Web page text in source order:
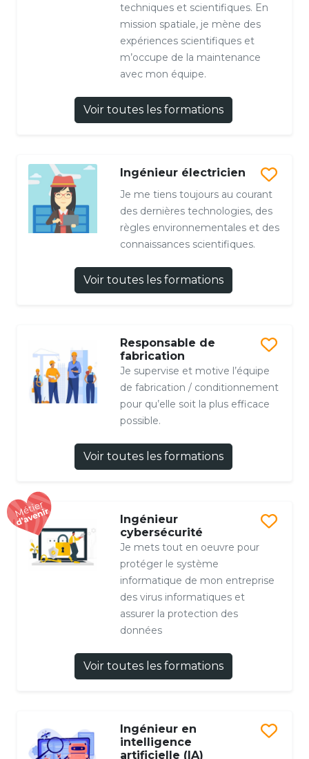
techniques et scientifiques. En
mission spatiale, je mène des
expériences scientifiques et
m’occupe de la maintenance
avec mon équipe.
Voir toutes les formations
Ingénieur électricien
Je me tiens toujours au courant
des dernières technologies, des
règles environnementales et des
connaissances scientifiques.
Voir toutes les formations
Responsable de
fabrication
Je supervise et motive l’équipe
de fabrication / conditionnement
pour qu’elle soit la plus efficace
possible.
Voir toutes les formations
Ingénieur
cybersécurité
Je mets tout en oeuvre pour
protéger le système
informatique de mon entreprise
des virus informatiques et
assurer la protection des
données
Voir toutes les formations
Ingénieur en
intelligence
artificielle (IA)